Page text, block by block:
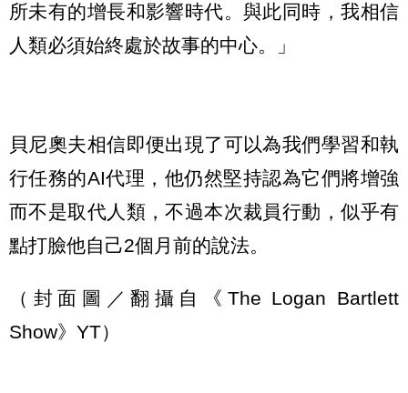
所未有的增長和影響時代。與此同時，我相信
人類必須始終處於故事的中心。」
貝尼奧夫相信即便出現了可以為我們學習和執
行任務的AI代理，他仍然堅持認為它們將增強
而不是取代人類，不過本次裁員行動，似乎有
點打臉他自己2個月前的說法。
（封面圖／翻攝自《The Logan Bartlett
Show》YT）